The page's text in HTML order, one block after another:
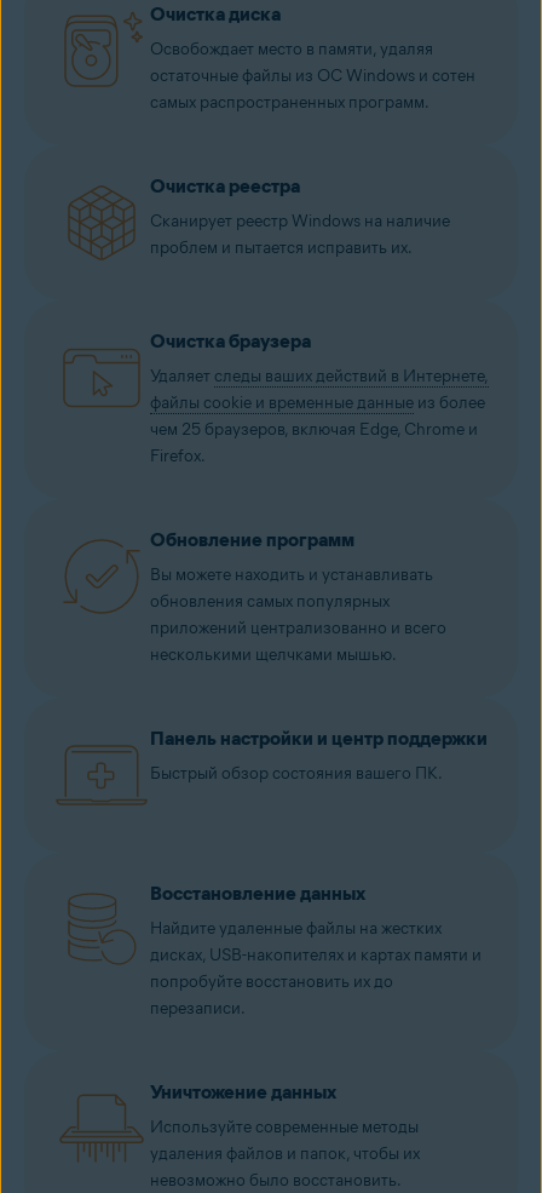
Очистка диска
Освобождает место в памяти, удаляя
остаточные файлы из ОС Windows и сотен
самых распространенных программ.
Очистка реестра
Сканирует реестр Windows на наличие
проблем и пытается исправить их.
Очистка браузера
Удаляет следы ваших действий в Интернете,
файлы cookie и временные данные из более
чем 25 браузеров, включая Edge, Chrome и
Firefox.
Обновление программ
Вы можете находить и устанавливать
обновления самых популярных
приложений централизованно и всего
несколькими щелчками мышью.
Панель настройки и центр поддержки
Быстрый обзор состояния вашего ПК.
Восстановление данных
Найдите удаленные файлы на жестких
дисках, USB-накопителях и картах памяти и
попробуйте восстановить их до
перезаписи.
Уничтожение данных
Используйте современные методы
удаления файлов и папок, чтобы их
невозможно было восстановить.